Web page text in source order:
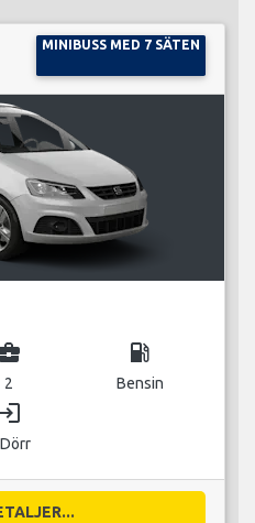
MINIBUSS MED 7 SÄTEN
2
local_gas_station
Bensin